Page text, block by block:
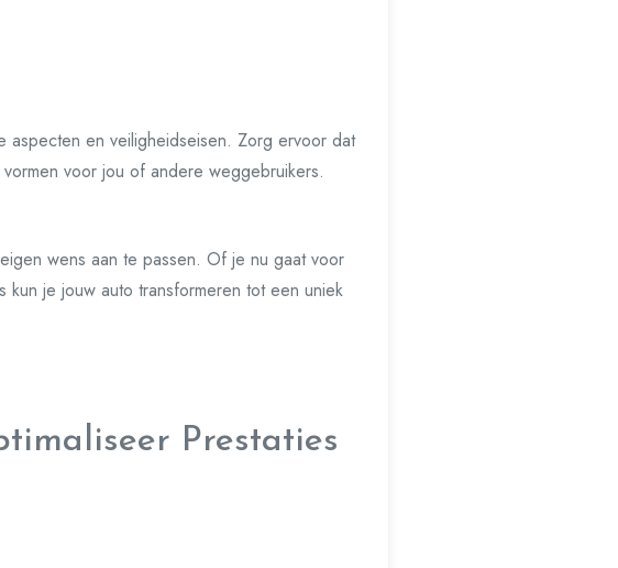
aspecten en veiligheidseisen. Zorg ervoor dat
voor jou of andere weggebruikers.
wens aan te passen. Of je nu gaat voor
je jouw auto transformeren tot een uniek
Prestaties